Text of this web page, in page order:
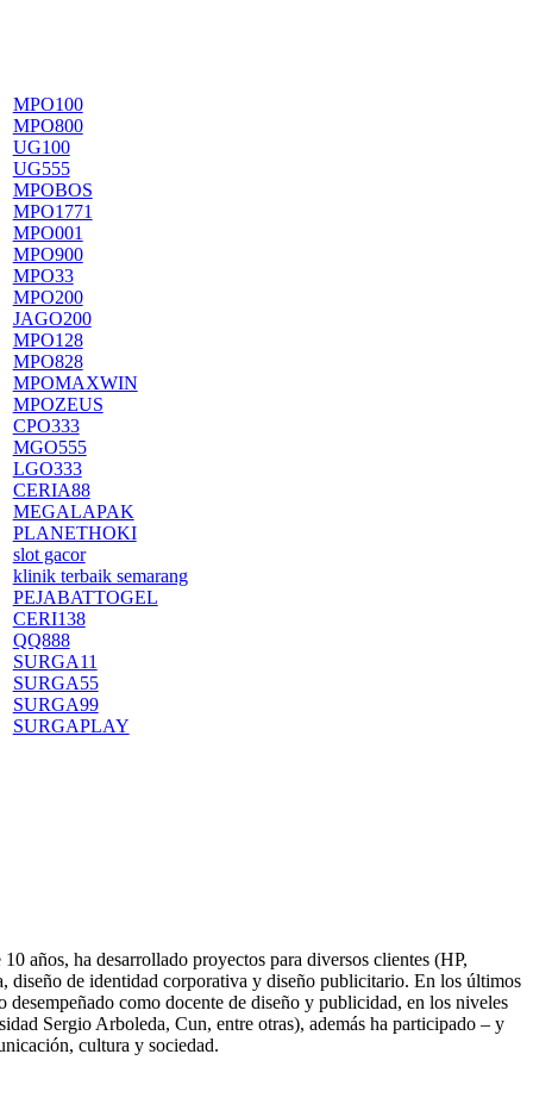
MPO100
MPO800
UG100
UG555
MPOBOS
MPO1771
MPO001
MPO900
MPO33
MPO200
JAGO200
MPO128
MPO828
MPOMAXWIN
MPOZEUS
CPO333
MGO555
LGO333
CERIA88
MEGALAPAK
PLANETHOKI
slot gacor
klinik terbaik semarang
PEJABATTOGEL
CERI138
QQ888
SURGA11
SURGA55
SURGA99
SURGAPLAY
años, ha desarrollado proyectos para diversos clientes (HP,
de identidad corporativa y diseño publicitario. En los últimos
como docente de diseño y publicidad, en los niveles
Sergio Arboleda, Cun, entre otras), además ha participado – y
cultura y sociedad.